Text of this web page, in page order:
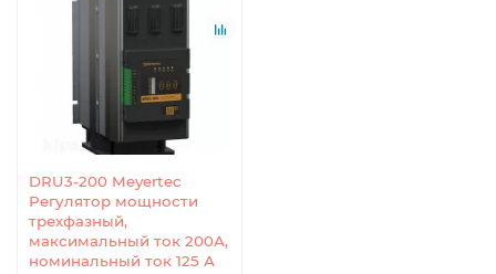
DRU3-200 Meyertec
Регулятор мощности
трехфазный,
максимальный ток 200А,
номинальный ток 125 А